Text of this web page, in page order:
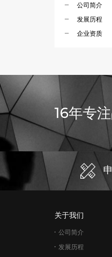
公司简介
发展历程
企业资质
16年专
关于我们
公司简介
发展历程